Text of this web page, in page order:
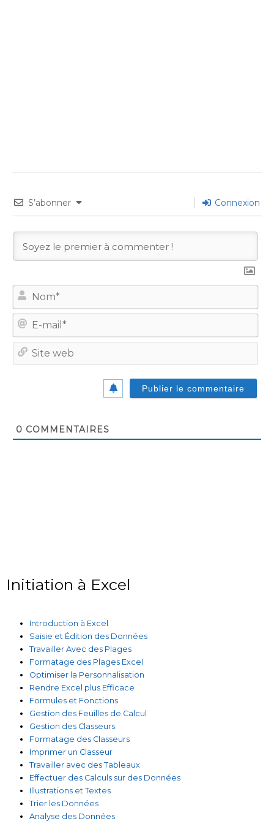
S’abonner Connexion
E-
0 COMMENTAIRES
Initiation à Excel
Introduction à Excel
Saisie et Édition des Données
Travailler Avec des Plages
Formatage des Plages Excel
Optimiser la Personnalisation
Rendre Excel plus Efficace
Formules et Fonctions
Gestion des Feuilles de Calcul
Gestion des Classeurs
Formatage des Classeurs
Imprimer un Classeur
Travailler avec des Tableaux
Effectuer des Calculs sur des Données
Illustrations et Textes
Trier les Données
Analyse des Données